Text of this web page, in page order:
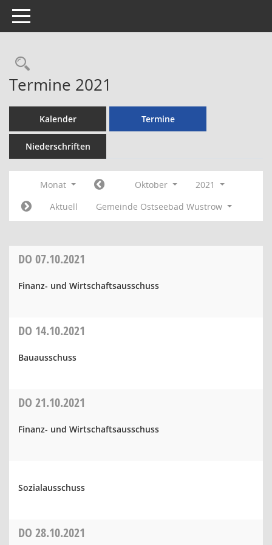
Toggle navigation
Rechercheauswahl
Termine 2021
Kalender Termine
Niederschriften
Monat Oktober
2021
Aktuell
Gemeinde Ostseebad Wustrow
DO 07.10.2021
Finanz- und Wirtschaftsausschuss
DO 14.10.2021
Bauausschuss
DO 21.10.2021
Finanz- und Wirtschaftsausschuss
Sozialausschuss
DO 28.10.2021